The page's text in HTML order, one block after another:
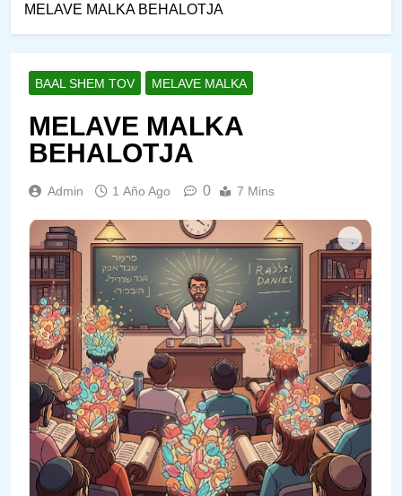
MELAVE MALKA BEHALOTJA
BAAL SHEM TOV MELAVE MALKA
MELAVE MALKA
BEHALOTJA
Admin 1 Año Ago 0 7 Mins